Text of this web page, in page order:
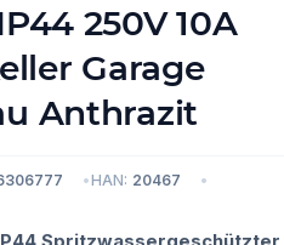
250V 10A
Garage
Anthrazit
HAN: 20467